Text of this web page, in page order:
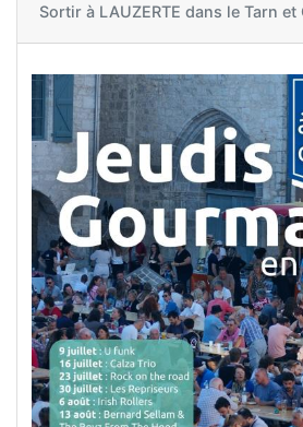
Sortir à LAUZERTE dans le Tarn et